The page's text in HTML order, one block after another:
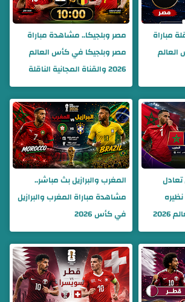
مباراة
مصر وبلجيكا.. مشاهدة مباراة
مصر وبلجيكا في كأس العالم
2026 والقناة المجانية الناقلة
المغرب والبرازيل بث مباشر..
مشاهدة مباراة المغرب والبرازيل
في كأس 2026